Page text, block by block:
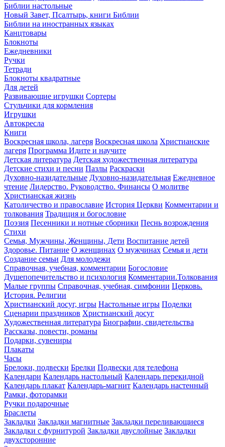
Библии настольные
Новый Завет, Псалтырь, книги Библии
Библии на иностранных языках
Канцтовары
Блокноты
Ежедневники
Ручки
Тетради
Блокноты квадратные
Для детей
Развивающие игрушки Сортеры
Стульчики для кормления
Игрушки
Автокресла
Книги
Воскресная школа, лагеря Воскресная школа Христианские
лагеря Программа Идите и научите
Детская литература Детская художественная литература
Детские стихи и песни Пазлы Раскраски
Духовно-назидательные Духовно-назидательная Ежедневное
чтение Лидерство. Руководство. Финансы О молитве
Христианская жизнь
Католичество и православие История Церкви Комментарии и
толкования Традиция и богословие
Поэзия Песенники и нотные сборники Песнь возрождения
Стихи
Семья, Мужчины, Женщины, Дети Воспитание детей
Здоровье. Питание О женщинах О мужчинах Семья и дети
Создание семьи Для молодежи
Справочная, учебная, комментарии Богословие
Душепопечительство и психология Комментарии.Толкования
Малые группы Справочная, учебная, симфонии Церковь.
История. Религии
Христианский досуг, игры Настольные игры Поделки
Сценарии праздников Христианский досуг
Художественная литература Биографии, свидетельства
Рассказы, повести, романы
Подарки, сувениры
Плакаты
Часы
Брелоки, подвески Брелки Подвески для телефона
Календари Календарь настольный Календарь перекидной
Календарь плакат Календарь-магнит Календарь настенный
Рамки, фоторамки
Ручки подарочные
Браслеты
Закладки Закладки магнитные Закладки переливающиеся
Закладки с фурнитурой Закладки двуслойные Закладки
двухсторонние